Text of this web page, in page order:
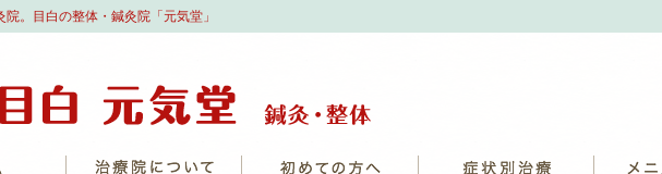
院。目白の整体・鍼灸院「元気堂」